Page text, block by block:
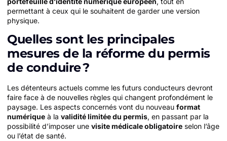
permettant à ceux qui le souhaitent de garder une version
physique.
Quelles sont les principales
mesures de la réforme du permis
de conduire ?
Les détenteurs actuels comme les futurs conducteurs devront
faire face à de nouvelles règles qui changent profondément le
paysage. Les aspects concernés vont du nouveau format
numérique à la validité limitée du permis, en passant par la
possibilité d’imposer une visite médicale obligatoire selon l’âge
ou l’état de santé.